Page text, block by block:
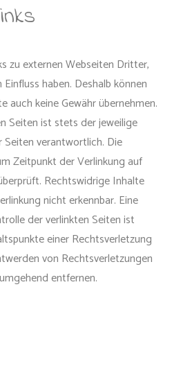
zu externen Webseiten Dritter,
haben. Deshalb können
auch keine Gewähr übernehmen.
Seiten ist stets der jeweilige
verantwortlich. Die
Zeitpunkt der Verlinkung auf
Rechtswidrige Inhalte
nicht erkennbar. Eine
der verlinkten Seiten ist
einer Rechtsverletzung
von Rechtsverletzungen
entfernen.